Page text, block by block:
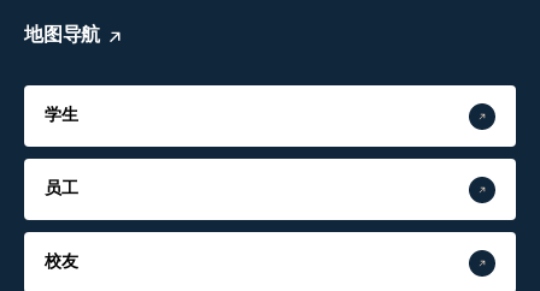
地图导航
学生
员工
校友